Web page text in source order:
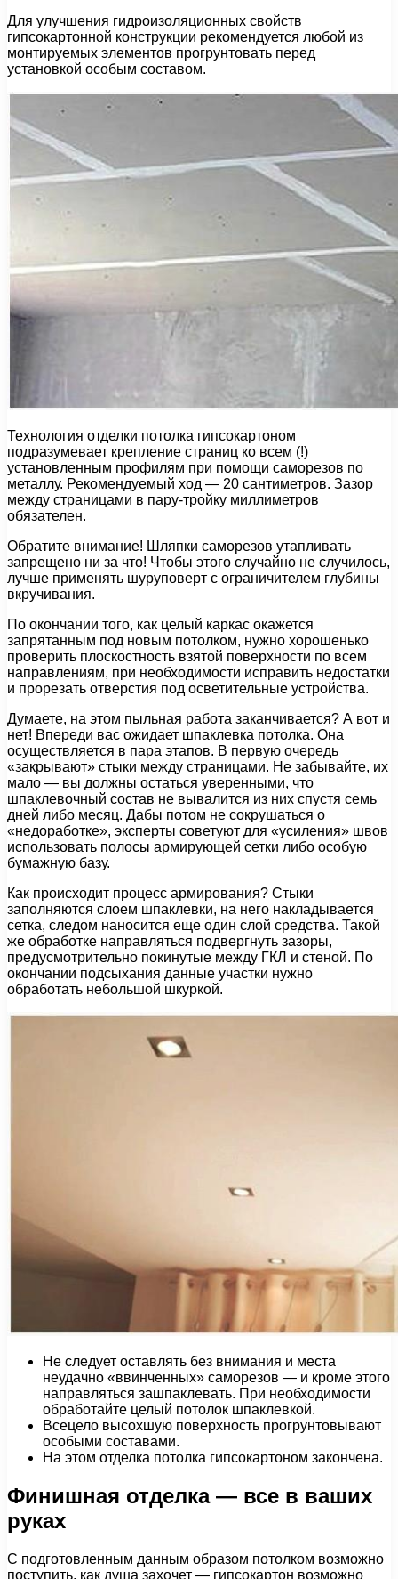
Для улучшения гидроизоляционных свойств
гипсокартонной конструкции рекомендуется любой из
монтируемых элементов прогрунтовать перед
установкой особым составом.
Технология отделки потолка гипсокартоном
подразумевает крепление страниц ко всем (!)
установленным профилям при помощи саморезов по
металлу. Рекомендуемый ход — 20 сантиметров. Зазор
между страницами в пару-тройку миллиметров
обязателен.
Обратите внимание! Шляпки саморезов утапливать
запрещено ни за что! Чтобы этого случайно не случилось,
лучше применять шуруповерт с ограничителем глубины
вкручивания.
По окончании того, как целый каркас окажется
запрятанным под новым потолком, нужно хорошенько
проверить плоскостность взятой поверхности по всем
направлениям, при необходимости исправить недостатки
и прорезать отверстия под осветительные устройства.
Думаете, на этом пыльная работа заканчивается? А вот и
нет! Впереди вас ожидает шпаклевка потолка. Она
осуществляется в пара этапов. В первую очередь
«закрывают» стыки между страницами. Не забывайте, их
мало — вы должны остаться уверенными, что
шпаклевочный состав не вывалится из них спустя семь
дней либо месяц. Дабы потом не сокрушаться о
«недоработке», эксперты советуют для «усиления» швов
использовать полосы армирующей сетки либо особую
бумажную базу.
Как происходит процесс армирования? Стыки
заполняются слоем шпаклевки, на него накладывается
сетка, следом наносится еще один слой средства. Такой
же обработке направляться подвергнуть зазоры,
предусмотрительно покинутые между ГКЛ и стеной. По
окончании подсыхания данные участки нужно
обработать небольшой шкуркой.
Не следует оставлять без внимания и места
неудачно «ввинченных» саморезов — и кроме этого
направляться зашпаклевать. При необходимости
обработайте целый потолок шпаклевкой.
Всецело высохшую поверхность прогрунтовывают
особыми составами.
На этом отделка потолка гипсокартоном закончена.
Финишная отделка — все в ваших
руках
С подготовленным данным образом потолком возможно
поступить, как душа захочет — гипсокартон возможно